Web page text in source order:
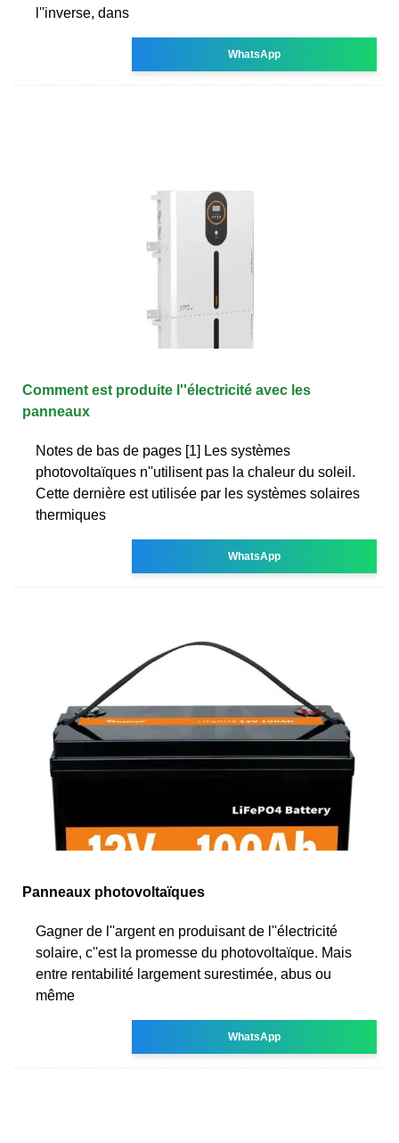
l''inverse, dans
WhatsApp
Comment est produite l''électricité avec les
panneaux
Notes de bas de pages [1] Les systèmes
photovoltaïques n''utilisent pas la chaleur du soleil.
Cette dernière est utilisée par les systèmes solaires
thermiques
WhatsApp
Panneaux photovoltaïques
Gagner de l''argent en produisant de l''électricité
solaire, c''est la promesse du photovoltaïque. Mais
entre rentabilité largement surestimée, abus ou
même
WhatsApp